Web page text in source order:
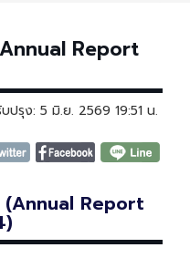
Report
ปรุง: 5 มิ.ย. 2569 19:51 น.
(Annual Report